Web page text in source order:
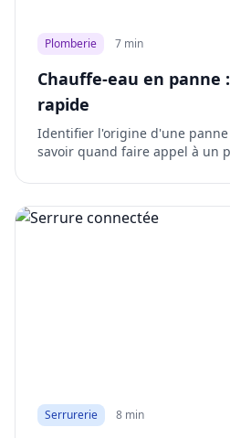
Plomberie 7 min
Chauffe-eau en panne
rapide
Identifier l'origine d'une
savoir quand faire appel à un
Serrurerie 8 min